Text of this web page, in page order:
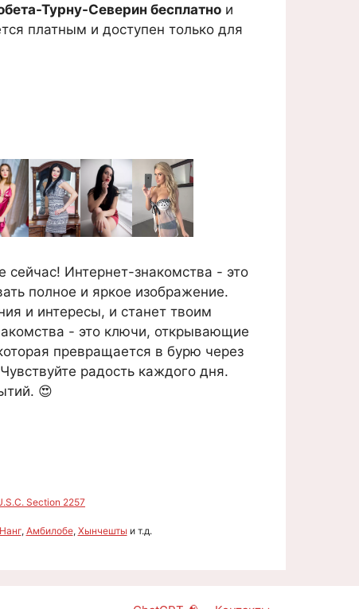
Турну-Северин бесплатнои
платным и доступен только для
сейчас! Интернет-знакомства - это
полное и яркое изображение.
и интересы, и станет твоим
- это ключи, открывающие
превращается в бурю через
радость каждого дня.
😍
Section 2257
, Амбилобе, Хынчешты и т.д.